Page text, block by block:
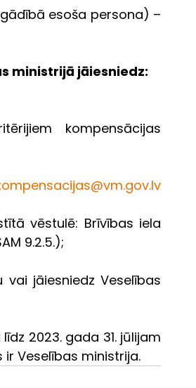
esoša persona) –
ministrijā jāiesniedz:
kompensācijas
vēstulē: Brīvības iela
9.2.5.);
jāiesniedz Veselības
2023. gada 31. jūlijam
Veselības ministrija.